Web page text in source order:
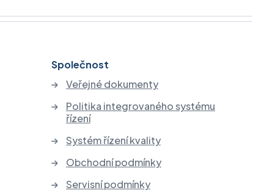
Společnost
Veřejné dokumenty
Politika integrovaného systému
řízení
Systém řízení kvality
Obchodní podmínky
Servisní podmínky